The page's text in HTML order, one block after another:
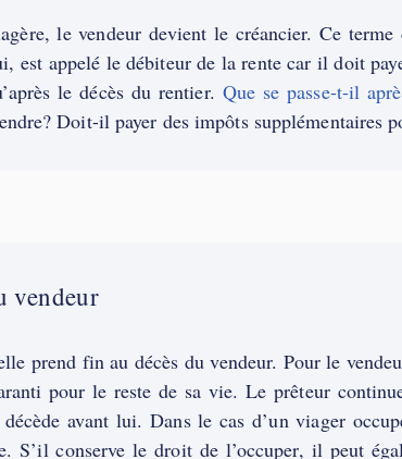
le vendeur devient le créancier. Ce
est appelé le débiteur de la rente car il doit
le décès du rentier. Que se passe-t-il
Doit-il payer des impôts supplémentaires
vendeur
prend fin au décès du vendeur. Pour le
pour le reste de sa vie. Le prêteur
avant lui. Dans le cas d’un viager
S’il conserve le droit de l’occuper, il peut